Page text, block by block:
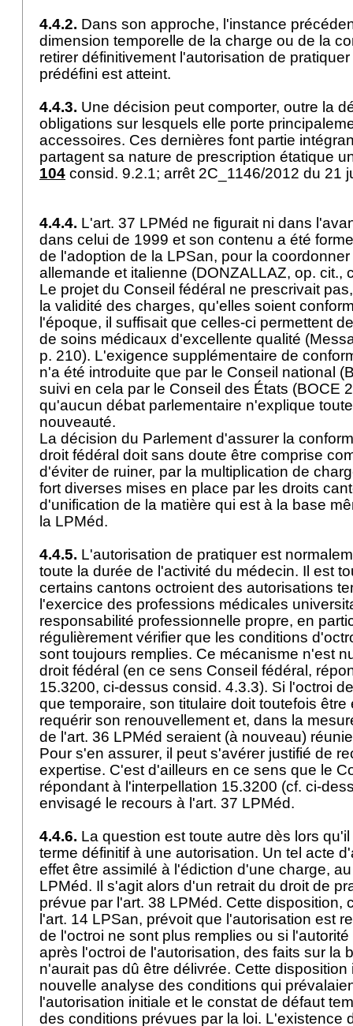
4.4.2. Dans son approche, l'instance
dimension temporelle de la charge ou de la
retirer définitivement l'autorisation de
prédéfini est atteint.
4.4.3. Une décision peut comporter, outre la
obligations sur lesquels elle porte
accessoires. Ces dernières font partie
partagent sa nature de prescription étatique
104 consid. 9.2.1; arrêt 2C_1146/2012 du 21
4.4.4. L'art. 37 LPMéd ne figurait ni dans
dans celui de 1999 et son contenu a été
de l'adoption de la LPSan, pour la
allemande et italienne (DONZALLAZ, op.
Le projet du Conseil fédéral ne prescrivait
la validité des charges, qu'elles soient
l'époque, il suffisait que celles-ci permettent
de soins médicaux d'excellente qualité
p. 210). L'exigence supplémentaire de
n'a été introduite que par le Conseil national
suivi en cela par le Conseil des États (BOCE
qu'aucun débat parlementaire n'explique
nouveauté.
La décision du Parlement d'assurer la
droit fédéral doit sans doute être comprise
d'éviter de ruiner, par la multiplication de
fort diverses mises en place par les droits
d'unification de la matière qui est à la base
la LPMéd.
4.4.5. L'autorisation de pratiquer est
toute la durée de l'activité du médecin. Il est
certains cantons octroient des autorisations
l'exercice des professions médicales
responsabilité professionnelle propre, en
régulièrement vérifier que les conditions
sont toujours remplies. Ce mécanisme n'est
droit fédéral (en ce sens Conseil fédéral,
15.3200, ci-dessus consid. 4.3.3). Si l'octroi
que temporaire, son titulaire doit toutefois être
requérir son renouvellement et, dans la
de l'art. 36 LPMéd seraient (à nouveau)
Pour s'en assurer, il peut s'avérer justifié de
expertise. C'est d'ailleurs en ce sens que le
répondant à l'interpellation 15.3200 (cf. ci-
envisagé le recours à l'art. 37 LPMéd.
4.4.6. La question est toute autre dès lors
terme définitif à une autorisation. Un tel acte
effet être assimilé à l'édiction d'une charge,
LPMéd. Il s'agit alors d'un retrait du droit de
prévue par l'art. 38 LPMéd. Cette disposition,
l'art. 14 LPSan, prévoit que l'autorisation est
de l'octroi ne sont plus remplies ou si
après l'octroi de l'autorisation, des faits sur la
n'aurait pas dû être délivrée. Cette
nouvelle analyse des conditions qui
l'autorisation initiale et le constat de défaut
des conditions prévues par la loi. L'existence